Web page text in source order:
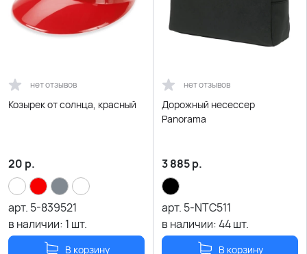
нет отзывов
Козырек от солнца, красный
20 р.
арт. 5-839521
в наличии: 1 шт.
В корзину
нет отзывов
Дорожный несессер
Panorama
3 885р.
арт. 5-NTC511
в наличии:44шт.
В корзину